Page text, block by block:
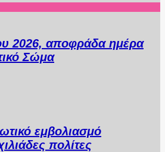
2026, αποφράδα ημέρα
Σώμα
εμβολιασμό
πολίτες